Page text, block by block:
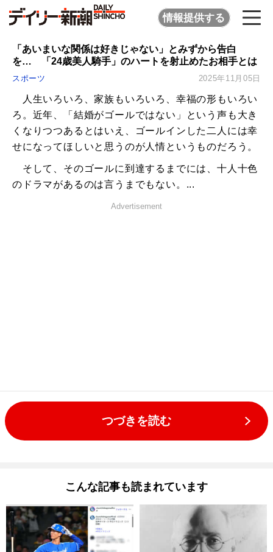
情報提供する
「あいまいな関係は好きじゃない」とみずから告白
を… 「24歳美人騎手」のハートを射止めたお相手とは
スポーツ 2025年11月05日
人生いろいろ、家族もいろいろ、幸福の形もいろい
ろ。近年、「結婚がゴールではない」という声も大き
くなりつつあるとはいえ、ゴールインした二人には幸
せになってほしいと思うのが人情というものだろう。
そして、そのゴールに到達するまでには、十人十色
のドラマがあるのは言うまでもない。...
Advertisement
つづきを読む
こんな記事も読まれています